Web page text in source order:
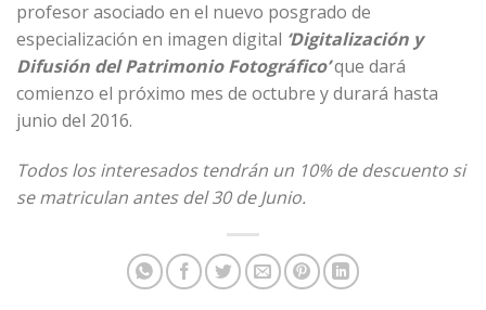
profesor asociado en el nuevo posgrado de
especialización en imagen digital ‘Digitalización y
Difusión del Patrimonio Fotográfico’que dará
comienzo el próximo mes de octubre y durará hasta
junio del 2016.
Todos los interesados tendrán un 10% de descuento si
se matriculan antes del 30 de Junio.